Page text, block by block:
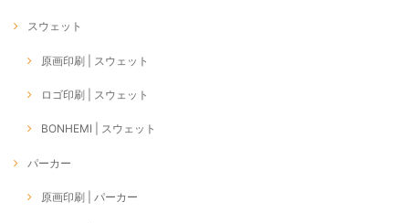
スウェット
原画印刷 | スウェット
ロゴ印刷 | スウェット
BONHEMI | スウェット
パーカー
原画印刷 | パーカー